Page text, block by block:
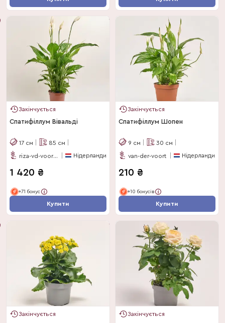
Закінчується
Спатифіллум Вівальді
17 см 85 см
riza-vd-voort-potplanten Нідерланди
1 420 ₴
+71 бонус
Купити
Закінчується
Спатифіллум Шопен
9 см 30 см
van-der-voort Нідерланди
210 ₴
+10 бонусів
Купити
Закінчується Закінчується